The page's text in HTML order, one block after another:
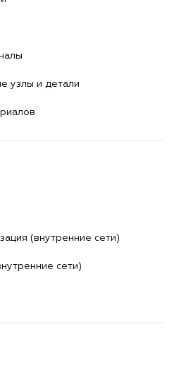
узлы и детали
(внутренние сети)
сети)